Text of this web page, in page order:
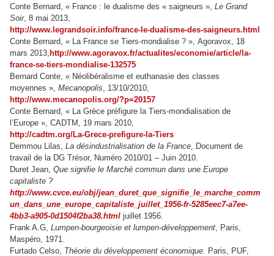
Conte Bernard, « France : le dualisme des « saigneurs », Le Grand
Soir, 8 mai 2013,
http://www.legrandsoir.info/france-le-dualisme-des-saigneurs.html
Conte Bernard, « La France se Tiers-mondialise ? », Agoravox, 18
mars 2013, http://www.agoravox.fr/actualites/economie/article/la-
france-se-tiers-mondialise-132575
Bernard Conte, « Néolibéralisme et euthanasie des classes
moyennes », Mecanopolis , 13/10/2010,
http://www.mecanopolis.org/?p=20157
Conte Bernard, « La Grèce préfigure la Tiers-mondialisation de
l’Europe », CADTM, 19 mars 2010,
http://cadtm.org/La-Grece-prefigure-la-Tiers
Demmou Lilas, La désindustrialisation de la France , Document de
travail de la DG Trésor, Numéro 2010/01 – Juin 2010.
Duret Jean, Que signifie le Marché commun dans une Europe
capitaliste ?
http://www.cvce.eu/obj/jean_duret_que_signifie_le_marche_comm
un_dans_une_europe_capitaliste_juillet_1956-fr-5285eec7-a7ee-
4bb3-a905-0d1504f2ba38.html juillet 1956.
Frank A.G, Lumpen-bourgeoisie et lumpen-développement , Paris,
Maspéro, 1971.
Furtado Celso, Théorie du développement économique . Paris, PUF,